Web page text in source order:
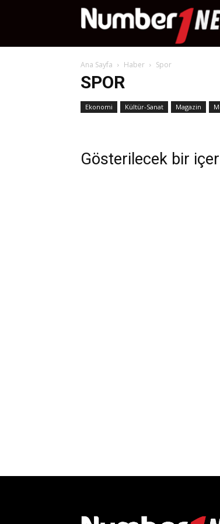
Ana Sayfa Haber Spor
SPOR
Ekonomi Kültür-Sanat Magazin
Gösterilecek bir